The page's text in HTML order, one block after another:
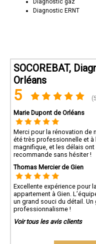
Diagnostic ERNT
SOCOREBAT,
Orléans
5
Marie Dupont de Orléans
Merci pour la rénovation de
été très professionnelle et
magnifique, et les délais
recommande sans hésiter !
Thomas Mercier de Gien
Excellente expérience pour
appartement à Gien.
un grand souci du détail.
professionnalisme !
Voir tous les avis clients